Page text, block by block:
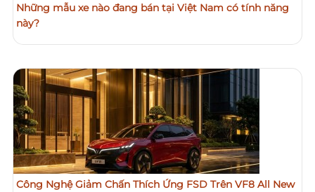
Những mẫu xe nào đang bán tại Việt Nam có tính năng
này?
Công Nghệ Giảm Chấn Thích Ứng FSD Trên VF8 All New